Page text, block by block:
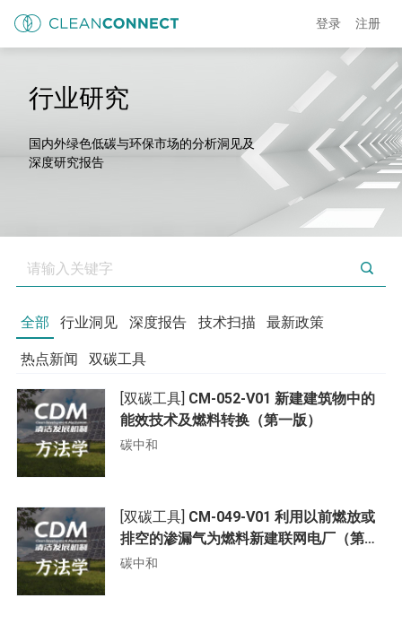
登录 注册
行业研究
国内外绿色低碳与环保市场的分析洞见及
深度研究报告
全部 行业洞见 深度报告 技术扫描 最新政策
热点新闻 双碳工具
[双碳工具] CM-052-V01 新建建筑物中的
能效技术及燃料转换（第一版）
碳中和
[双碳工具] CM-049-V01 利用以前燃放或
排空的渗漏气为燃料新建联网电厂（第一
版）
碳中和